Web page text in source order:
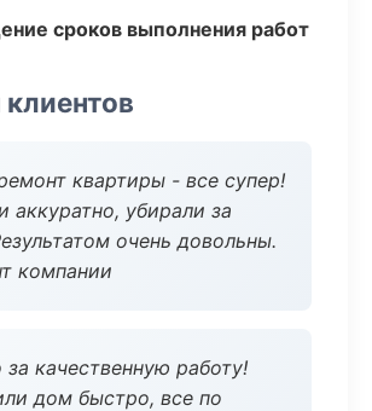
сроков выполнения работ
квартиры - все супер!
аккуратно, убирали за
очень довольны.
компании
за качественную работу!
дом быстро, все по